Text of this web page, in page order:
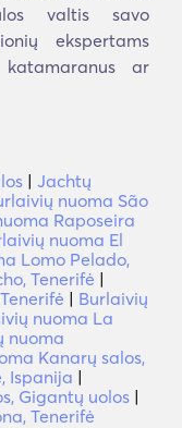
valtis savo
ekspertams
ar
| Jachtų
nuoma São
Raposeira
nuoma El
Lomo Pelado,
Tenerifė |
| Burlaivių
nuoma La
nuoma
Kanarų salos,
Ispanija |
Gigantų uolos |
Tenerifė